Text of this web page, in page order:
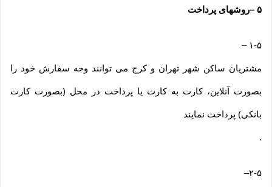
۵ –روشهای پرداخت
۱-۵ –
مشتریان ساکن شهر تهران و کرج می توانند وجه سفارش خود را
بصورت آنلاین، کارت به کارت یا پرداخت در محل (بصورت کارت
بانکی) پرداخت نمایند
.
۲-۵–